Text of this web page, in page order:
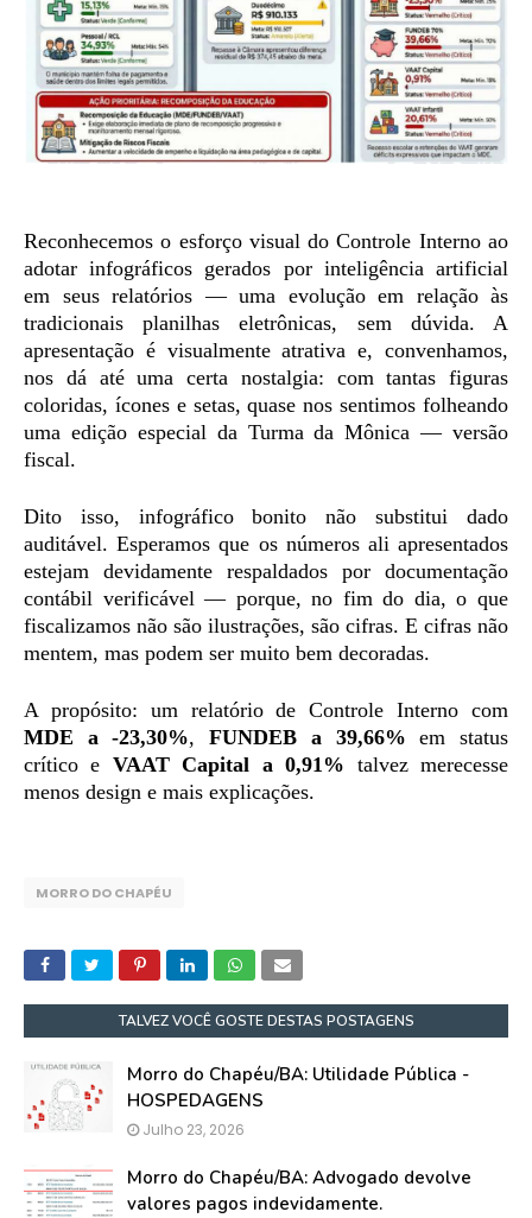
Reconhecemos o esforço visual do Controle Interno ao
adotar infográficos gerados por inteligência artificial
em seus relatórios — uma evolução em relação às
tradicionais planilhas eletrônicas, sem dúvida. A
apresentação é visualmente atrativa e, convenhamos,
nos dá até uma certa nostalgia: com tantas figuras
coloridas, ícones e setas, quase nos sentimos folheando
uma edição especial da Turma da Mônica — versão
fiscal.
Dito isso, infográfico bonito não substitui dado
auditável. Esperamos que os números ali apresentados
estejam devidamente respaldados por documentação
contábil verificável — porque, no fim do dia, o que
fiscalizamos não são ilustrações, são cifras. E cifras não
mentem, mas podem ser muito bem decoradas.
A propósito: um relatório de Controle Interno com
MDE a -23,30%,FUNDEB a 39,66% em status
crítico e VAAT Capital a 0,91% talvez merecesse
menos design e mais explicações.
MORRO DO CHAPÉU
TALVEZ VOCÊ GOSTE DESTAS POSTAGENS
Morro do Chapéu/BA: Utilidade Pública -
HOSPEDAGENS
Julho 23, 2026
Morro do Chapéu/BA: Advogado devolve
valores pagos indevidamente.